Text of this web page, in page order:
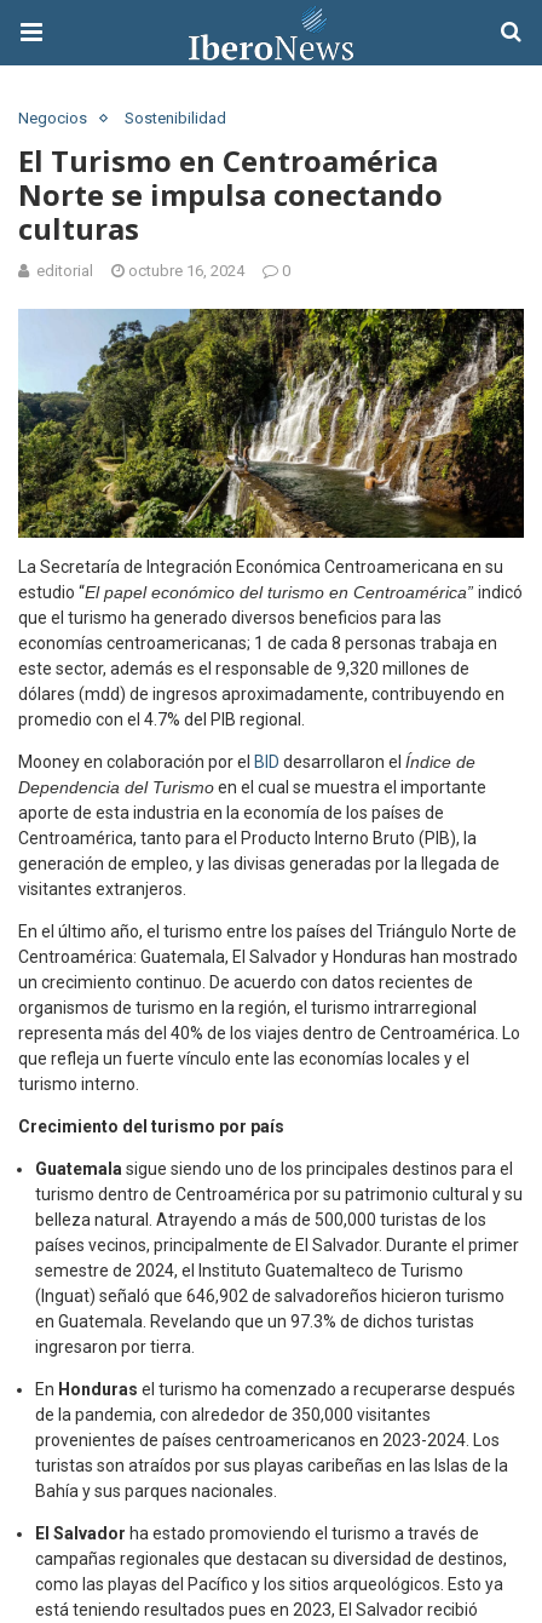
Negocios Sostenibilidad
El Turismo en Centroamérica
Norte se impulsa conectando
culturas
editorial octubre 16, 2024 0
La Secretaría de Integración Económica Centroamericana en su
estudio “El papel económico del turismo en Centroamérica” indicó
que el turismo ha generado diversos beneficios para las
economías centroamericanas; 1 de cada 8 personas trabaja en
este sector, además es el responsable de 9,320 millones de
dólares (mdd) de ingresos aproximadamente, contribuyendo en
promedio con el 4.7% del PIB regional.
Mooney en colaboración por el BID desarrollaron el Índice de
Dependencia del Turismoen el cual se muestra el importante
aporte de esta industria en la economía de los países de
Centroamérica, tanto para el Producto Interno Bruto (PIB), la
generación de empleo, y las divisas generadas por la llegada de
visitantes extranjeros.
En el último año, el turismo entre los países del Triángulo Norte de
Centroamérica: Guatemala, El Salvador y Honduras han mostrado
un crecimiento continuo. De acuerdo con datos recientes de
organismos de turismo en la región, el turismo intrarregional
representa más del 40% de los viajes dentro de Centroamérica. Lo
que refleja un fuerte vínculo ente las economías locales y el
turismo interno.
Crecimiento del turismo por país
Guatemala sigue siendo uno de los principales destinos para el
turismo dentro de Centroamérica por su patrimonio cultural y su
belleza natural. Atrayendo a más de 500,000 turistas de los
países vecinos, principalmente de El Salvador. Durante el primer
semestre de 2024, el Instituto Guatemalteco de Turismo
(Inguat) señaló que 646,902 de salvadoreños hicieron turismo
en Guatemala. Revelando que un 97.3% de dichos turistas
ingresaron por tierra.
En Honduras el turismo ha comenzado a recuperarse después
de la pandemia, con alrededor de 350,000 visitantes
provenientes de países centroamericanos en 2023-2024. Los
turistas son atraídos por sus playas caribeñas en las Islas de la
Bahía y sus parques nacionales.
El Salvador ha estado promoviendo el turismo a través de
campañas regionales que destacan su diversidad de destinos,
como las playas del Pacífico y los sitios arqueológicos. Esto ya
está teniendo resultados pues en 2023, El Salvador recibió